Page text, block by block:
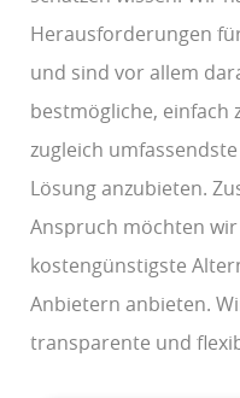
Herausforderungen
und sind vor allem
bestmögliche, einfach
zugleich
Lösung anzubieten.
Anspruch möchten
kostengünstigste
Anbietern anbieten.
transparente und